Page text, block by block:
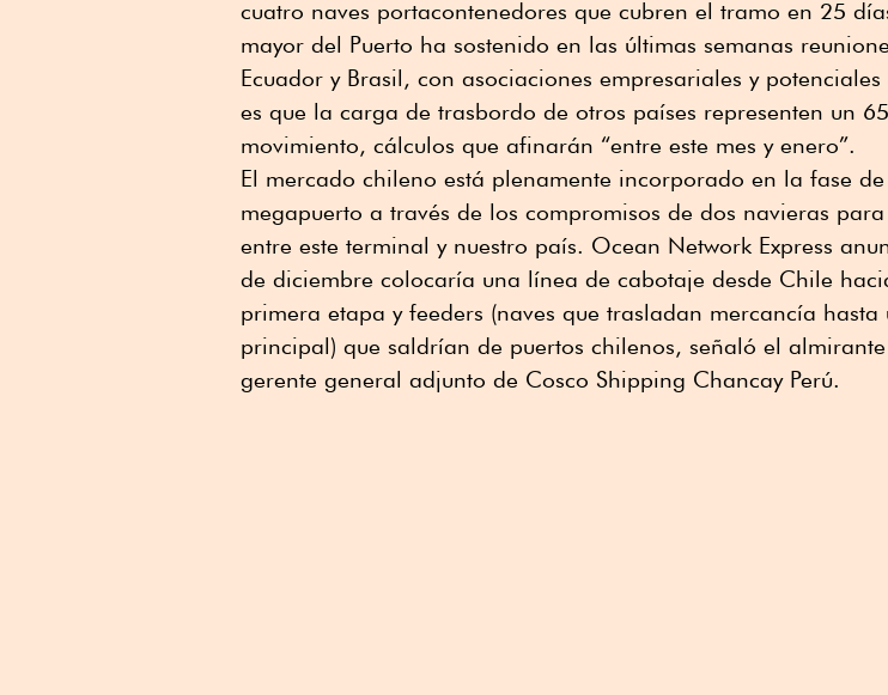
cuatro naves portacontenedores que cubren el tramo en 25
mayor del Puerto ha sostenido en las últimas semanas
Ecuador y Brasil, con asociaciones empresariales y
es que la carga de trasbordo de otros países representen un
movimiento, cálculos que afinarán “entre este mes y enero”.
El mercado chileno está plenamente incorporado en la fase
megapuerto a través de los compromisos de dos navieras
entre este terminal y nuestro país. Ocean Network Express
de diciembre colocaría una línea de cabotaje desde Chile
primera etapa y feeders (naves que trasladan mercancía hasta
principal) que saldrían de puertos chilenos, señaló el
gerente general adjunto de Cosco Shipping Chancay Perú.